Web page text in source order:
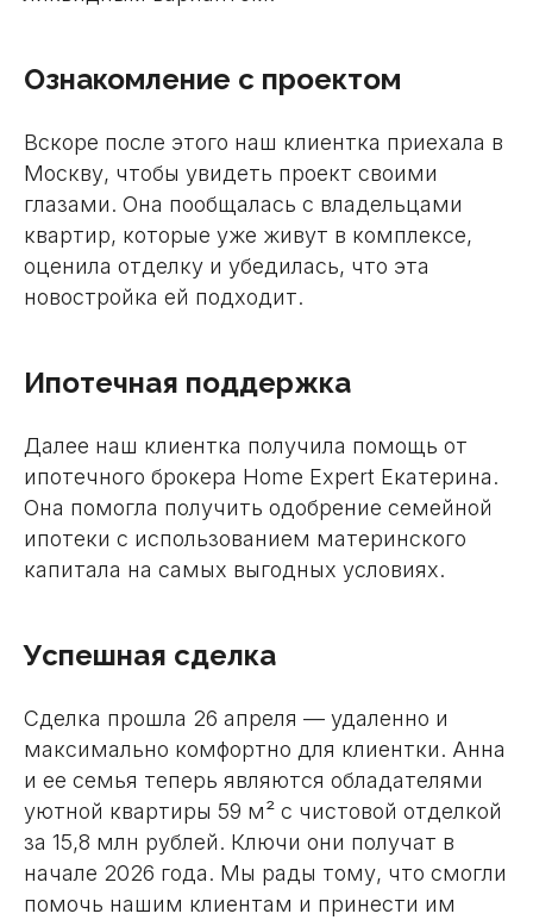
Ознакомление с проектом
Вскоре после этого наш клиентка приехала в
Москву, чтобы увидеть проект своими
глазами. Она пообщалась с владельцами
квартир, которые уже живут в комплексе,
оценила отделку и убедилась, что эта
новостройка ей подходит.
Ипотечная поддержка
Далее наш клиентка получила помощь от
ипотечного брокера Home Expert Екатерина.
Она помогла получить одобрение семейной
ипотеки с использованием материнского
капитала на самых выгодных условиях.
Успешная сделка
Сделка прошла 26 апреля — удаленно и
максимально комфортно для клиентки. Анна
и ее семья теперь являются обладателями
уютной квартиры 59 м² с чистовой отделкой
за 15,8 млн рублей. Ключи они получат в
начале 2026 года. Мы рады тому, что смогли
помочь нашим клиентам и принести им